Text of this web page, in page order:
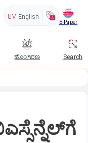
UV English
E-Paper
ಹೊಂಗಿರಣ Search